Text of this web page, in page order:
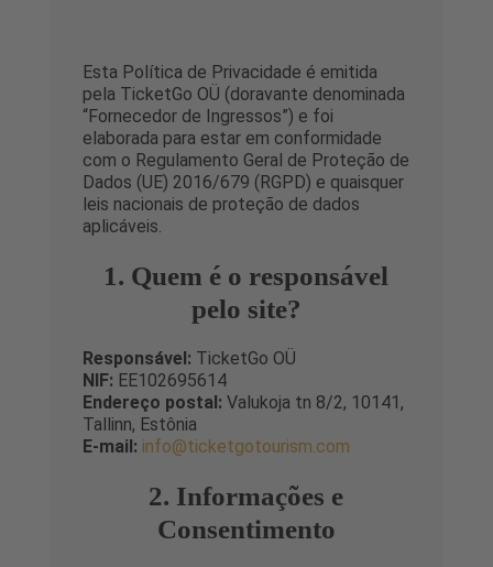
Esta Política de Privacidade é emitida
pela TicketGo OÜ (doravante denominada
“Fornecedor de Ingressos”) e foi
elaborada para estar em conformidade
com o Regulamento Geral de Proteção de
Dados (UE) 2016/679 (RGPD) e quaisquer
leis nacionais de proteção de dados
aplicáveis.
1. Quem é o responsável
pelo site?
Responsável: TicketGo OÜ
NIF: EE102695614
Endereço postal: Valukoja tn 8/2, 10141,
Tallinn, Estônia
E-mail: info@ticketgotourism.com
2. Informações e
Consentimento